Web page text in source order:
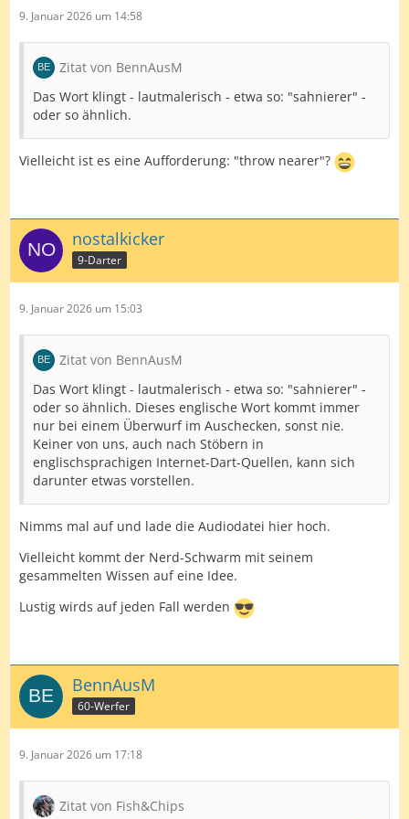
9. Januar 2026 um 14:58
Zitat von BennAusM
Das Wort klingt - lautmalerisch - etwa so: "sahnierer" -
oder so ähnlich.
Vielleicht ist es eine Aufforderung: "throw nearer"?
nostalkicker
9-Darter
9. Januar 2026 um 15:03
Zitat von BennAusM
Das Wort klingt - lautmalerisch - etwa so: "sahnierer" -
oder so ähnlich. Dieses englische Wort kommt immer
nur bei einem Überwurf im Auschecken, sonst nie.
Keiner von uns, auch nach Stöbern in
englischsprachigen Internet-Dart-Quellen, kann sich
darunter etwas vorstellen.
Nimms mal auf und lade die Audiodatei hier hoch.
Vielleicht kommt der Nerd-Schwarm mit seinem
gesammelten Wissen auf eine Idee.
Lustig wirds auf jeden Fall werden
BennAusM
60-Werfer
9. Januar 2026 um 17:18
Zitat von Fish&Chips